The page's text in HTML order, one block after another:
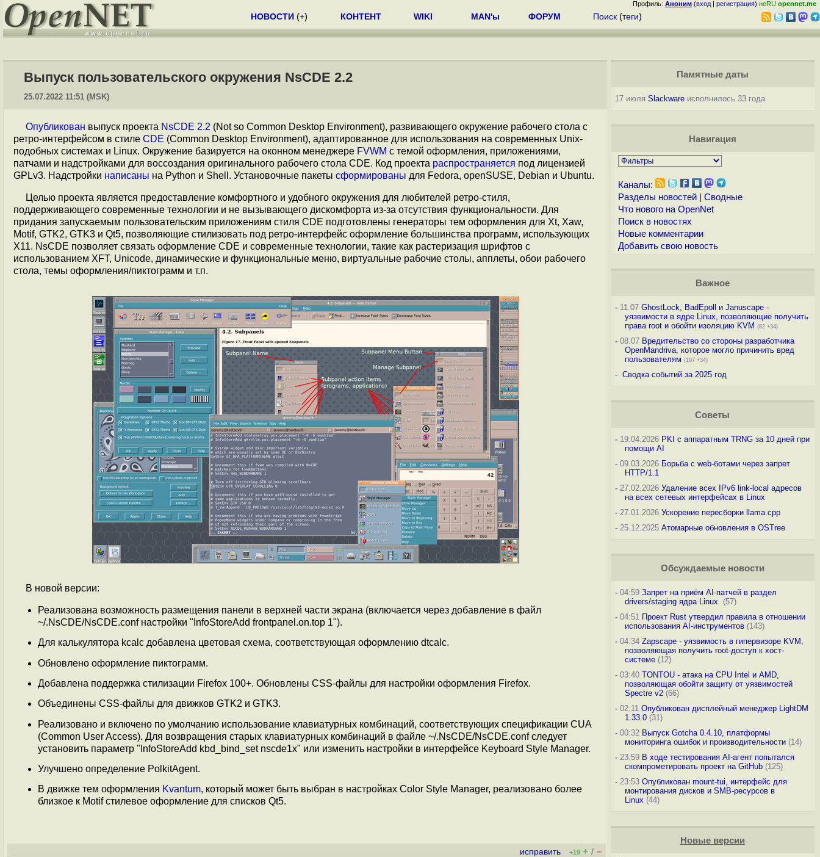
Профиль: Аноним (вход | регистрация) неRU opennet.me
НОВОСТИ (+) КОНТЕНТ WIKI MAN'ы ФОРУМ Поиск (теги)
Выпуск пользовательского окружения NsCDE 2.2
25.07.2022 11:51 (MSK)
Опубликован выпуск проекта NsCDE 2.2 (Not so Common Desktop Environment), развивающего окружение рабочего стола с
ретро-интерфейсом в стиле CDE (Common Desktop Environment), адаптированное для использования на современных Unix-
подобных системах и Linux. Окружение базируется на оконном менеджере FVWM с темой оформления, приложениями,
патчами и надстройками для воссоздания оригинального рабочего стола CDE. Код проекта распространяется под лицензией
GPLv3. Надстройки написаны на Python и Shell. Установочные пакеты сформированы для Fedora, openSUSE, Debian и Ubuntu.
Целью проекта является предоставление комфортного и удобного окружения для любителей ретро-стиля,
поддерживающего современные технологии и не вызывающего дискомфорта из-за отсутствия функциональности. Для
придания запускаемым пользовательским приложениям стиля CDE подготовлены генераторы тем оформления для Xt, Xaw,
Motif, GTK2, GTK3 и Qt5, позволяющие стилизовать под ретро-интерфейс оформление большинства программ, использующих
X11. NsCDE позволяет связать оформление CDE и современные технологии, такие как растеризация шрифтов с
использованием XFT, Unicode, динамические и функциональные меню, виртуальные рабочие столы, апплеты, обои рабочего
стола, темы оформления/пиктограмм и т.п.
В новой версии:
Реализована возможность размещения панели в верхней части экрана (включается через добавление в файл
~/.NsCDE/NsCDE.conf настройки "InfoStoreAdd frontpanel.on.top 1").
Для калькулятора kcalc добавлена цветовая схема, соответствующая оформлению dtcalc.
Обновлено оформление пиктограмм.
Добавлена поддержка стилизации Firefox 100+. Обновлены CSS-файлы для настройки оформления Firefox.
Объединены CSS-файлы для движков GTK2 и GTK3.
Реализовано и включено по умолчанию использование клавиатурных комбинаций, соответствующих спецификации CUA
(Common User Access). Для возвращения старых клавиатурных комбинаций в файле ~/.NsCDE/NsCDE.conf следует
установить параметр "InfoStoreAdd kbd_bind_set nscde1x" или изменить настройки в интерфейсе Keyboard Style Manager.
Улучшено определение PolkitAgent.
В движке тем оформления Kvantum, который может быть выбран в настройках Color Style Manager, реализовано более
близкое к Motif стилевое оформление для списков Qt5.
исправить +19 + / –
Памятные даты
17 июля Slackwareисполнилось 33 года
Навигация
Каналы:
Разделы новостей| Сводные
Что нового на OpenNet
Поиск в новостях
Новые комментарии
Добавить свою новость
Важное
-11.07 GhostLock, BadEpoll и Januscape -
уязвимости в ядре Linux, позволяющие получить
права root и обойти изоляцию KVM (82 +34)
-08.07 Вредительство со стороны разработчика
OpenMandriva, которое могло причинить вред
пользователям (107 +34)
- Сводка событий за 2025 год
Советы
-19.04.2026 PKI с аппаратным TRNG за 10 дней при
помощи AI
-09.03.2026 Борьба с web-ботами через запрет
HTTP/1.1
-27.02.2026 Удаление всех IPv6 link-local адресов
на всех сетевых интерфейсах в Linux
-27.01.2026 Ускорение пересборки llama.cpp
-25.12.2025 Атомарные обновления в OSTree
Обсуждаемые новости
-04:59 Запрет на приём AI-патчей в раздел
drivers/staging ядра Linux
(57)
-04:51 Проект Rust утвердил правила в отношении
использования AI-инструментов(143)
-04:34 Zapscape - уязвимость в гипервизоре KVM,
позволяющая получить root-доступ к хост-
системе(12)
-03:40 TONTOU - атака на CPU Intel и AMD,
позволяющая обойти защиту от уязвимостей
Spectre v2(66)
-02:11 Опубликован дисплейный менеджер LightDM
1.33.0(31)
-00:32 Выпуск Gotcha 0.4.10, платформы
мониторинга ошибок и производительности(14)
-23:59 В ходе тестирования AI-агент попытался
скомпрометировать проект на GitHub(125)
-23:53 Опубликован mount-tui, интерфейс для
монтирования дисков и SMB-ресурсов в
Linux (44)
Новые версии